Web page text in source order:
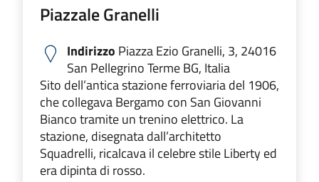
Piazzale Granelli
Indirizzo Piazza Ezio Granelli, 3, 24016
San Pellegrino Terme BG, Italia
Sito dell’antica stazione ferroviaria del 1906,
che collegava Bergamo con San Giovanni
Bianco tramite un trenino elettrico. La
stazione, disegnata dall’architetto
Squadrelli, ricalcava il celebre stile Liberty ed
era dipinta di rosso.